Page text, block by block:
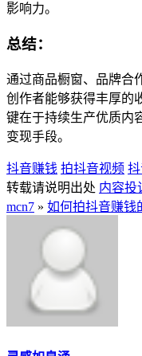
影响力。
总结：
通过商品橱窗、品牌合
创作者能够获得丰厚的
键在于持续生产优质内
变现手段。
抖音赚钱 拍抖音视频
转载请说明出处 内容投
mcn7 » 如何拍抖音赚钱